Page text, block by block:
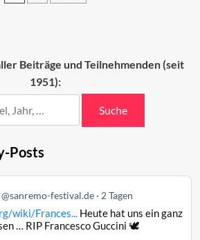
Beiträge
Beiträge und Teilnehmenden (seit
1951):
Suche
Posts
@sanremo-festival.de 2 Tagen
wiki/Frances...Heute hat uns ein ganz
… RIP Francesco Guccini 🕊️